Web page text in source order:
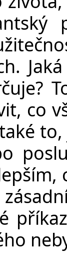
co
také